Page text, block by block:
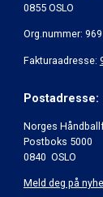
0855 OSLO
Org.nummer:
Fakturaadresse:
Postadresse:
Norges
Postboks 5000
0840 OSLO
Meld deg på